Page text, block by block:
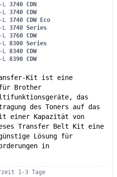
L
3740 CDN
L
3740 CDW
L
3740 CDW Eco
L
3740 Series
L
3760 CDW
L
8300 Series
L
8340 CDW
L
8390 CDW
Kit ist eine
für Brother
das
des Toners auf das
einer Kapazität von
Transfer Belt Kit eine
Lösung für
in
1-3 Tage